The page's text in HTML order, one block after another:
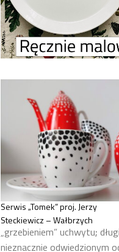
Serwis „Tomek” proj. Jerzy
Steckiewicz – Wałbrzych
„grzebieniem” uchwytu;
nieznacznie odwiedzionym